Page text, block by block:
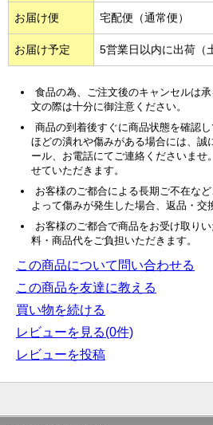
お届け便 宅配便（通常便）
お届け予定 5営業日以内に出荷（
食品の為、ご注文後のキャンセルは
文の際は十分に御注意ください。
商品の到着後すぐに商品状態を確認
ほどの潰れや傷みがある場合には、誠
ール、お電話にてご連絡くださいませ
せていただきます。
お客様のご都合による長期ご不在な
よって傷みが発生した場合、返品・交
お客様のご都合で商品をお受け取り
料・商品代をご負担いただきます。
この商品について問い合わせる
この商品を友達に教える
買い物を続ける
レビューを見る(0件)
レビューを投稿